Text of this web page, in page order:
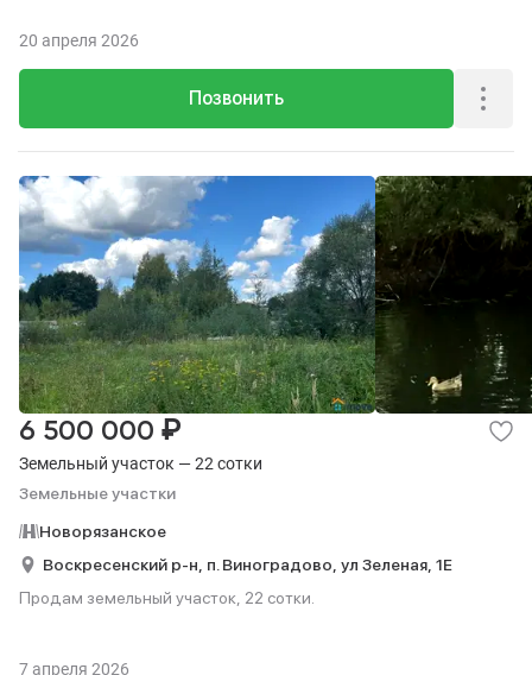
Позвонить
20 апреля 2026
Земельный участок — 22 сотки
Земельные участки
6 500 000 ₽
Новорязанское
Воскресенский р-н, п. Виноградово, ул Зеленая, 1Е
Продам земельный участок, 22 сотки.
7 апреля 2026